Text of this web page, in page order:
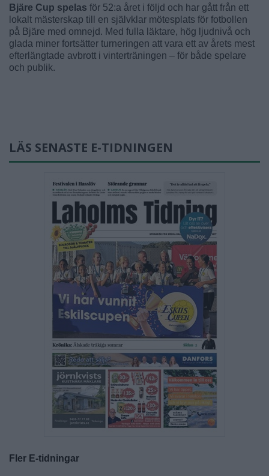
Bjäre Cup spelas för 52:a året i följd och har gått från ett
lokalt mästerskap till en självklar mötesplats för fotbollen
på Bjäre med omnejd. Med fulla läktare, hög ljudnivå och
glada miner fortsätter turneringen att vara ett av årets mest
efterlängtade avbrott i vinterträningen – för både spelare
och publik.
LÄS SENASTE E-TIDNINGEN
Fler E-tidningar